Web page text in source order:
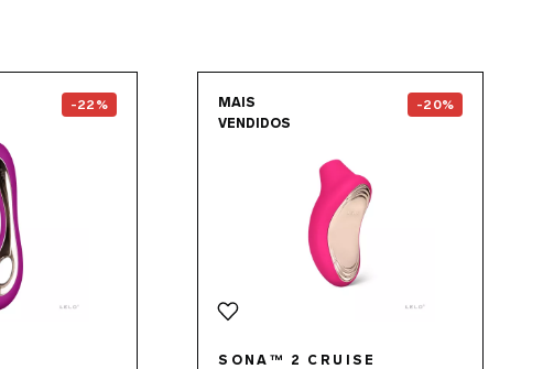
-22%
MAIS
VENDIDOS
-20%
SONA™ 2 CRUISE